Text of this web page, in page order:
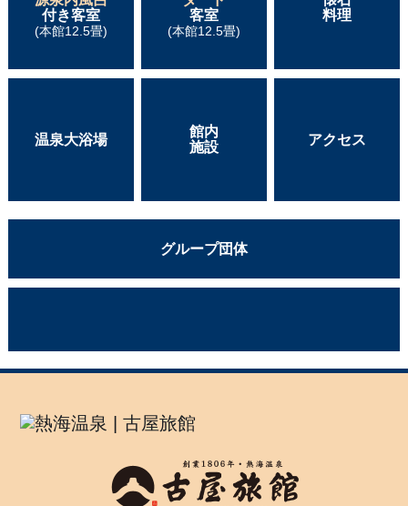
付き客室
(本館12.5畳)
客室
(本館12.5畳)
料理
温泉大浴場
館内
施設
アクセス
グループ団体